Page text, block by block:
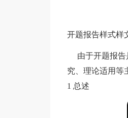
开题报告样式样
由于开题报告
究、理论适用等
1 总述